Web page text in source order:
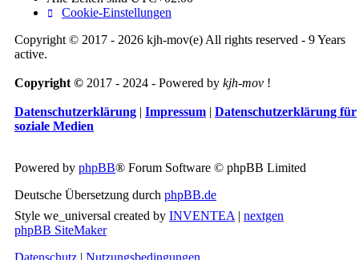
Cookie-Einstellungen
Copyright © 2017 - 2026 kjh-mov(e) All rights reserved - 9 Years
active.
Copyright © 2017 - 2024 - Powered by kjh-mov !
Datenschutzerklärung | Impressum | Datenschutzerklärung für
soziale Medien
Powered by phpBB® Forum Software © phpBB Limited
Deutsche Übersetzung durch phpBB.de
Style we_universal created by INVENTEA | nextgen
phpBB SiteMaker